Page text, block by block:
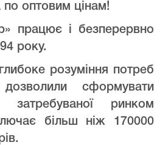
по оптовим цінам!
працює і безперервно
року.
розуміння потреб
сформувати
затребуваної ринком
більш ніж 170000